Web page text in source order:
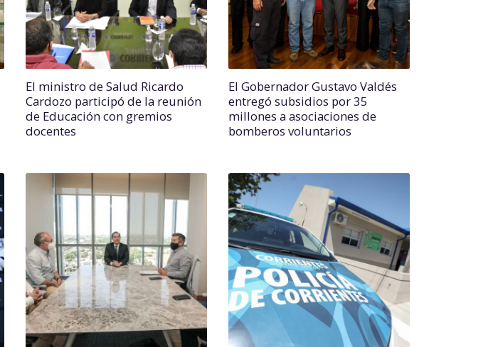
El ministro de Salud Ricardo
Cardozo participó de la reunión
de Educación con gremios
docentes
El Gobernador Gustavo Valdés
entregó subsidios por 35
millones a asociaciones de
bomberos voluntarios